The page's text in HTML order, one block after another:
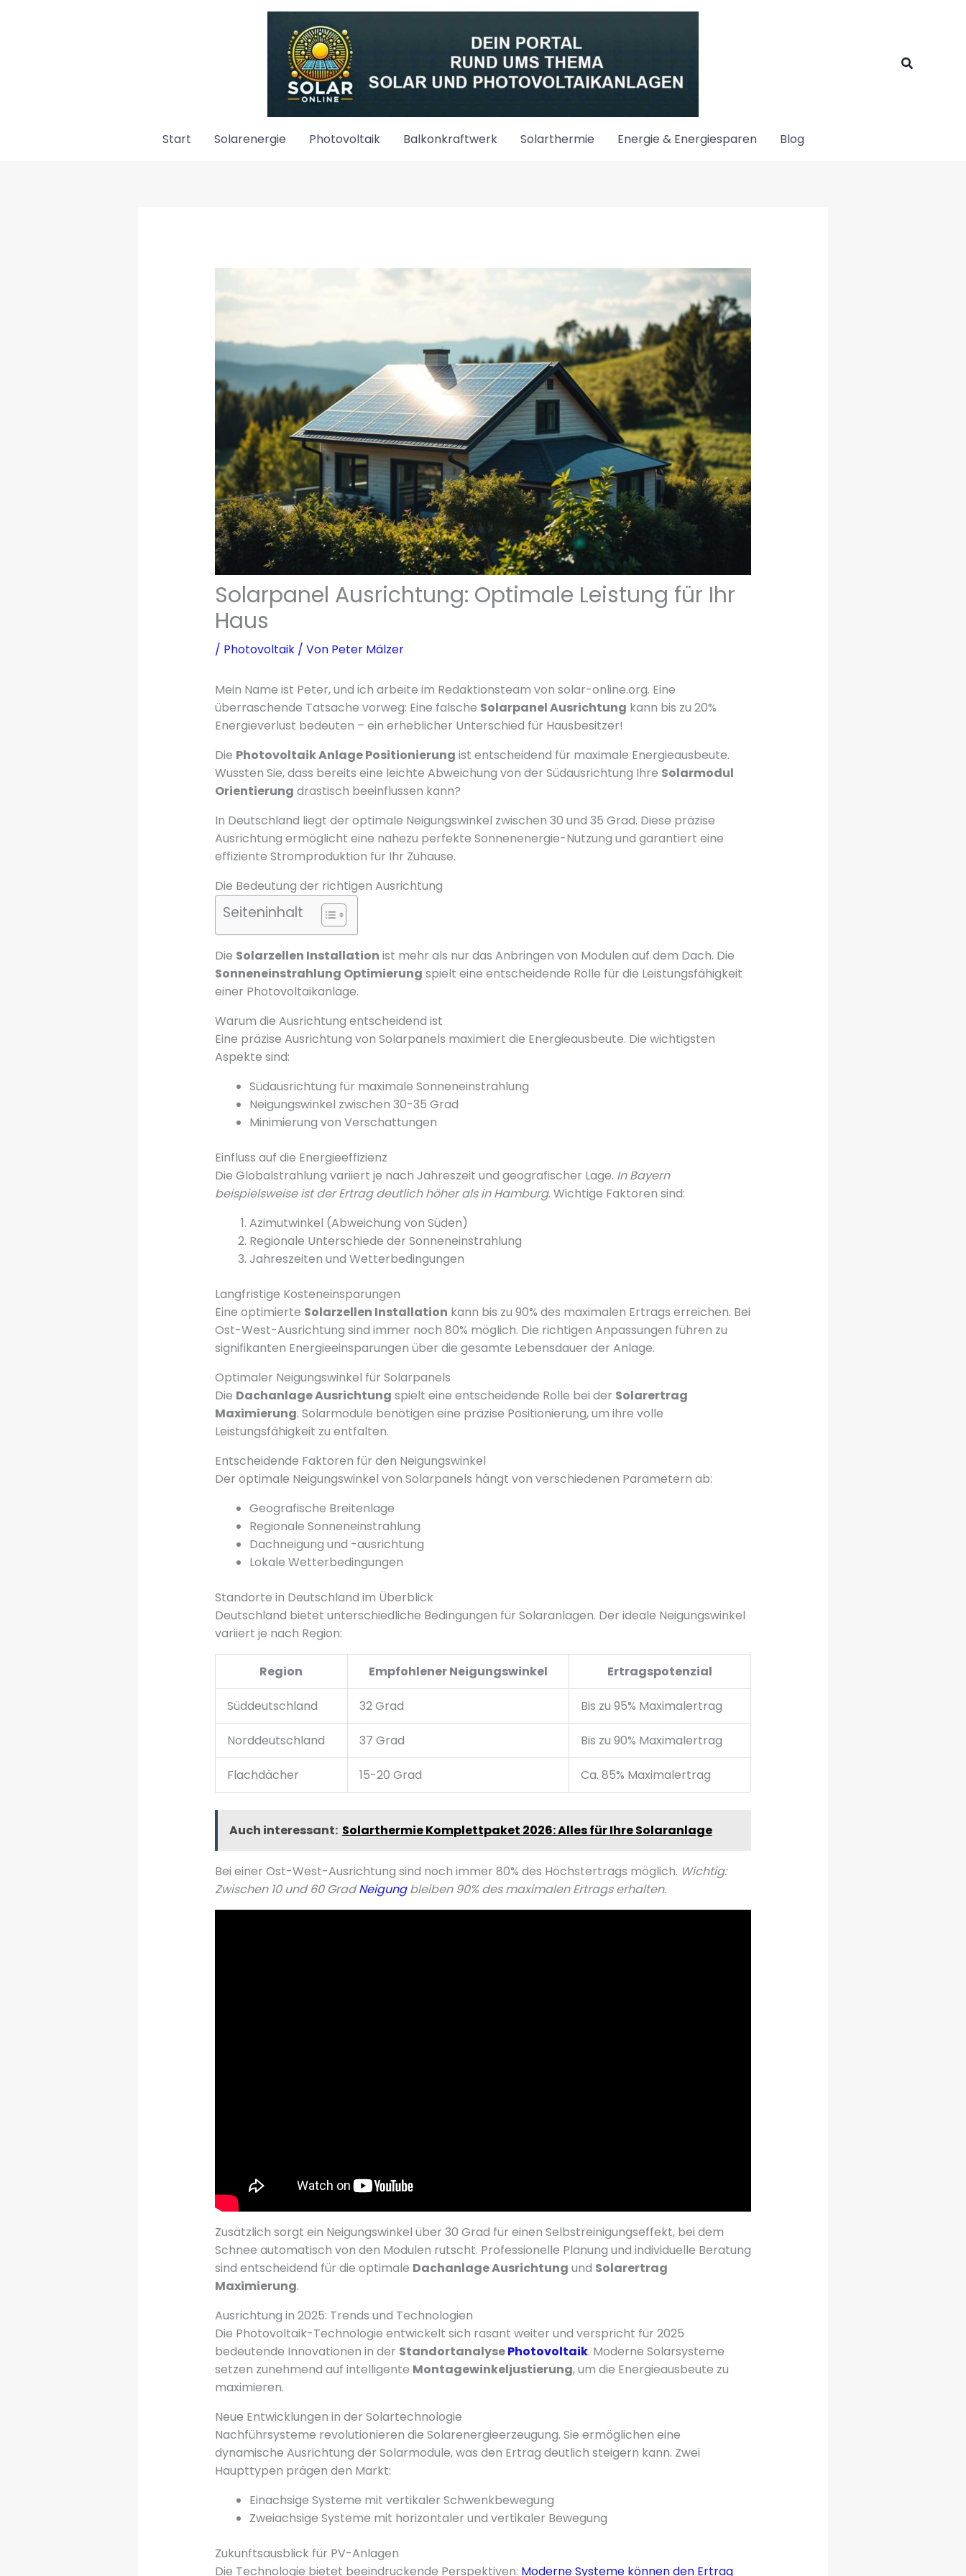
Suchen
Start Solarenergie Photovoltaik Balkonkraftwerk Solarthermie Energie & Energiesparen Blog
Solarpanel Ausrichtung: Optimale Leistung für Ihr
Haus
/ Photovoltaik/ Von Peter Mälzer
Mein Name ist Peter, und ich arbeite im Redaktionsteam von solar-online.org. Eine
überraschende Tatsache vorweg: Eine falsche Solarpanel Ausrichtung kann bis zu 20%
Energieverlust bedeuten – ein erheblicher Unterschied für Hausbesitzer!
Die Photovoltaik Anlage Positionierung ist entscheidend für maximale Energieausbeute.
Wussten Sie, dass bereits eine leichte Abweichung von der Südausrichtung Ihre Solarmodul
Orientierung drastisch beeinflussen kann?
In Deutschland liegt der optimale Neigungswinkel zwischen 30 und 35 Grad. Diese präzise
Ausrichtung ermöglicht eine nahezu perfekte Sonnenenergie-Nutzung und garantiert eine
effiziente Stromproduktion für Ihr Zuhause.
Die Bedeutung der richtigen Ausrichtung
Seiteninhalt
Die Solarzellen Installation ist mehr als nur das Anbringen von Modulen auf dem Dach. Die
Sonneneinstrahlung Optimierung spielt eine entscheidende Rolle für die Leistungsfähigkeit
einer Photovoltaikanlage.
Warum die Ausrichtung entscheidend ist
Eine präzise Ausrichtung von Solarpanels maximiert die Energieausbeute. Die wichtigsten
Aspekte sind:
Südausrichtung für maximale Sonneneinstrahlung
Neigungswinkel zwischen 30-35 Grad
Minimierung von Verschattungen
Einfluss auf die Energieeffizienz
Die Globalstrahlung variiert je nach Jahreszeit und geografischer Lage. In Bayern
beispielsweise ist der Ertrag deutlich höher als in Hamburg. Wichtige Faktoren sind:
Azimutwinkel (Abweichung von Süden)
Regionale Unterschiede der Sonneneinstrahlung
Jahreszeiten und Wetterbedingungen
Langfristige Kosteneinsparungen
Eine optimierte Solarzellen Installation kann bis zu 90% des maximalen Ertrags erreichen. Bei
Ost-West-Ausrichtung sind immer noch 80% möglich. Die richtigen Anpassungen führen zu
signifikanten Energieeinsparungen über die gesamte Lebensdauer der Anlage.
Optimaler Neigungswinkel für Solarpanels
Die Dachanlage Ausrichtung spielt eine entscheidende Rolle bei der Solarertrag
Maximierung. Solarmodule benötigen eine präzise Positionierung, um ihre volle
Leistungsfähigkeit zu entfalten.
Entscheidende Faktoren für den Neigungswinkel
Der optimale Neigungswinkel von Solarpanels hängt von verschiedenen Parametern ab:
Geografische Breitenlage
Regionale Sonneneinstrahlung
Dachneigung und -ausrichtung
Lokale Wetterbedingungen
Standorte in Deutschland im Überblick
Deutschland bietet unterschiedliche Bedingungen für Solaranlagen. Der ideale Neigungswinkel
variiert je nach Region:
Region Empfohlener Neigungswinkel Ertragspotenzial
Süddeutschland 32 Grad Bis zu 95% Maximalertrag
Norddeutschland 37 Grad Bis zu 90% Maximalertrag
Flachdächer 15-20 Grad Ca. 85% Maximalertrag
Auch interessant: Solarthermie Komplettpaket 2026: Alles für Ihre Solaranlage
Bei einer Ost-West-Ausrichtung sind noch immer 80% des Höchstertrags möglich. Wichtig:
Zwischen 10 und 60 GradNeigungbleiben 90% des maximalen Ertrags erhalten.
Zusätzlich sorgt ein Neigungswinkel über 30 Grad für einen Selbstreinigungseffekt, bei dem
Schnee automatisch von den Modulen rutscht. Professionelle Planung und individuelle Beratung
sind entscheidend für die optimale Dachanlage Ausrichtung und Solarertrag
Maximierung.
Ausrichtung in 2025: Trends und Technologien
Die Photovoltaik-Technologie entwickelt sich rasant weiter und verspricht für 2025
bedeutende Innovationen in der StandortanalysePhotovoltaik. Moderne Solarsysteme
setzen zunehmend auf intelligente Montagewinkeljustierung, um die Energieausbeute zu
maximieren.
Neue Entwicklungen in der Solartechnologie
Nachführsysteme revolutionieren die Solarenergieerzeugung. Sie ermöglichen eine
dynamische Ausrichtung der Solarmodule, was den Ertrag deutlich steigern kann. Zwei
Haupttypen prägen den Markt:
Einachsige Systeme mit vertikaler Schwenkbewegung
Zweiachsige Systeme mit horizontaler und vertikaler Bewegung
Zukunftsausblick für PV-Anlagen
Die Technologie bietet beeindruckende Perspektiven: Moderne Systeme können den Ertrag